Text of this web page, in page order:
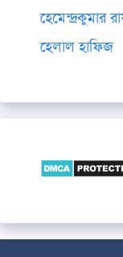
হেমেন্দ্রকুমার
হেলাল হাফিজ